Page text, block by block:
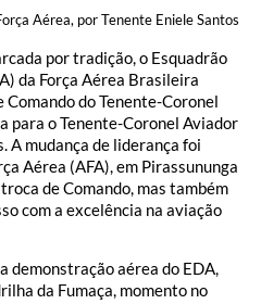
Aérea, por Tenente Eniele Santos
por tradição, o Esquadrão
da Força Aérea Brasileira
Comando do Tenente-Coronel
para o Tenente-Coronel Aviador
A mudança de liderança foi
Aérea (AFA), em Pirassununga
de Comando, mas também
com a excelência na aviação
demonstração aérea do EDA,
da Fumaça, momento no